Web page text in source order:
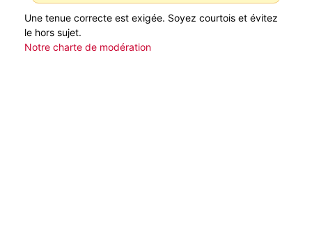
Une tenue correcte est exigée. Soyez courtois et évitez
le hors sujet.
Notre charte de modération